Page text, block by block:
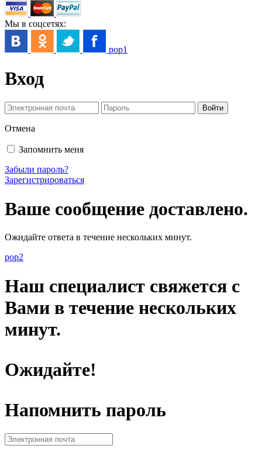
Мы в соцсетях:
pop1
Вход
Отмена
Запомнить меня
Забыли пароль?
Зарегистрироваться
Ваше сообщение доставлено.
Ожидайте ответа в течение нескольких минут.
pop2
Наш специалист свяжется с
Вами в течение нескольких
минут.
Ожидайте!
Напомнить пароль